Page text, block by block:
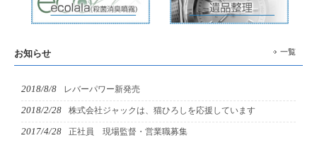
お知らせ 一覧
2018/8/8 レバーパワー新発売
2018/2/28 株式会社ジャックは、猫ひろしを応援しています
2017/4/28 正社員 現場監督・営業職募集